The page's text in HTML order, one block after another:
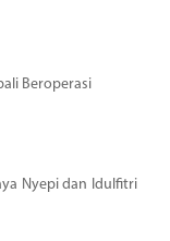
Beroperasi
Nyepi dan Idulfitri